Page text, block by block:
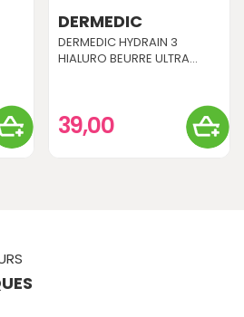
DERMEDIC
DERMEDIC HYDRAIN 3
HIALURO BEURRE ULTRA...
39,00